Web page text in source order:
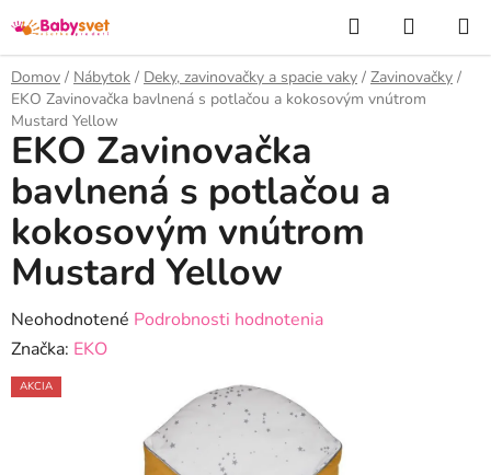
na
obsah
Hľadať
KOŠÍK
Domov / Nábytok / Deky, zavinovačky a spacie vaky / Zavinovačky /
EKO Zavinovačka bavlnená s potlačou a kokosovým vnútrom
Mustard Yellow
EKO Zavinovačka
bavlnená s potlačou a
kokosovým vnútrom
Mustard Yellow
Priemerné
hodnotenie
produktu
Neohodnotené Podrobnosti hodnotenia
Značka: EKO
AKCIA